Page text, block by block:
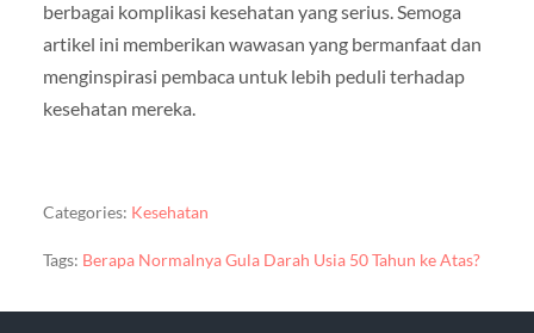
berbagai komplikasi kesehatan yang serius. Semoga
artikel ini memberikan wawasan yang bermanfaat dan
menginspirasi pembaca untuk lebih peduli terhadap
kesehatan mereka.
Categories: Kesehatan
Tags: Berapa Normalnya Gula Darah Usia 50 Tahun ke Atas?